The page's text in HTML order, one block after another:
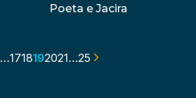
Poeta e Jacira
…1718192021…25